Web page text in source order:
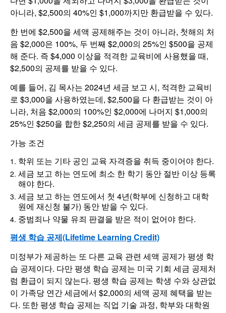
아니라, $2,500의 40%인 $1,000까지만 환급받을 수 있다.
한 번에 $2,500을 세액 공제해주는 것이 아니라, 첫해의 처
음 $2,000은 100%, 두 번째 $2,000의 25%인 $500을 공제
해 준다. 즉 $4,000 이상을 적격한 교육비에 사용했을 때,
$2,500의 공제를 받을 수 있다.
예를 들어, 김 목사는 2024년 세금 보고 시, 적격한 교육비
로 $3,000을 사용하였는데, $2,500을 다 환급받는 것이 아
니라, 처음 $2,000의 100%인 $2,000에 나머지 $1,000의
25%인 $250을 합한 $2,250의 세금 공제를 받을 수 있다.
가능 조건
학위 또는 기타 공인 교육 자격증을 취득 중이어야 한다.
세금 보고 하는 연도에 최소 한 학기 동안 절반 이상 등록
해야 한다.
세금 보고 하는 연도에서 첫 4년(학부에 신청하고 대학
원에 재신청 불가) 동안 받을 수 있다.
중범죄나 약물 유죄 판결을 받은 적이 없어야 한다.
평생 학습 공제(Lifetime Learning Credit)
미정부가 제공하는 또 다른 교육 관련 세액 공제가 평생 학
습 공제이다. 다만 평생 학습 공제는 미국 기회 세금 공제처
럼 환급이 되지 않는다. 평생 학습 공제는 학생 수와 상관없
이 가족당 연간 세금에서 $2,000의 세액 공제 혜택을 받는
다. 또한 평생 학습 공제는 직업 기술 과정, 학부와 대학원